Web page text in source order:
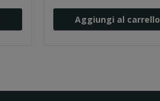
Aggiungi al carrello